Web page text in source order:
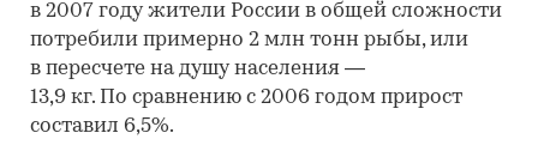
в 2007 году жители России в общей сложности
потребили примерно 2 млн тонн рыбы, или
в пересчете на душу населения —
13,9 кг. По сравнению с 2006 годом прирост
составил 6,5%.